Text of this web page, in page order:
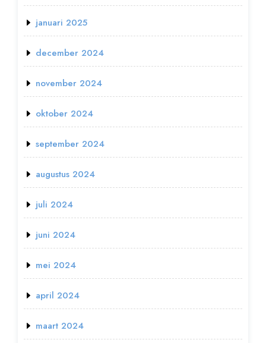
januari 2025
december 2024
november 2024
oktober 2024
september 2024
augustus 2024
juli 2024
juni 2024
mei 2024
april 2024
maart 2024